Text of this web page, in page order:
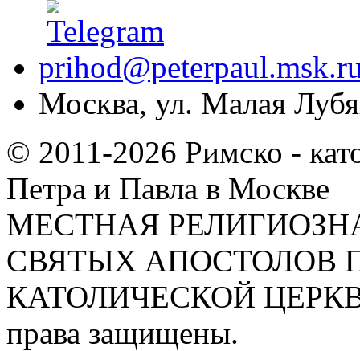
Москва, ул. Малая
© 2011-2026 Римско -
Петра и Павла в Москве
МЕСТНАЯ
СВЯТЫХ АПОСТОЛОВ
КАТОЛИЧЕСКОЙ
права защищены.